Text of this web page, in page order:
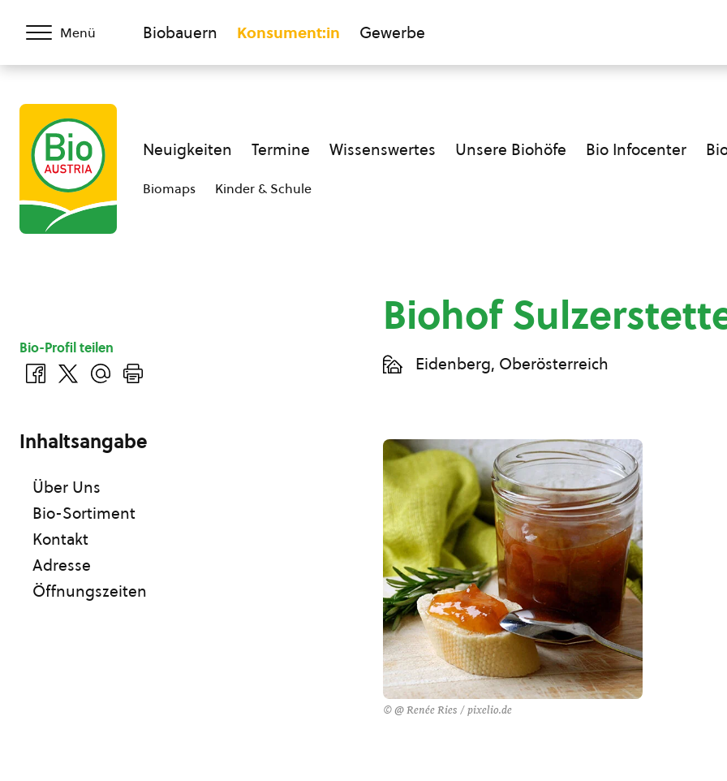
Menü Biobauern Konsument:in Gewerbe
Neuigkeiten Termine Wissenswertes Unsere Biohöfe Bio Infocenter
Biomaps Kinder & Schule
Biohof
Eidenberg, Oberösterreich
© @ Renée Ries / pixelio.de
Bio-Profil teilen
Inhaltsangabe
Über Uns
Bio-Sortiment
Kontakt
Adresse
Öffnungszeiten